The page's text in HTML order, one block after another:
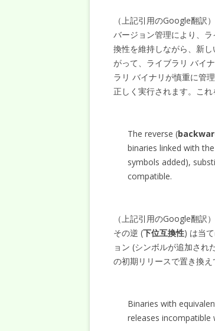
（上記引用のGoogle翻訳）
バージョン管理により、
換性を維持しながら、新
がって、ライブラリ バイ
ラリ バイナリが慎重に管
正しく実行されます。これ
The reverse (
binaries linked with
symbols added),
compatible.
（上記引用のGoogle翻訳）
その逆 (下位互換性) は当
ョン (シンボルが追加され
の初期リリースで置き換え
Binaries with
releases incompatible